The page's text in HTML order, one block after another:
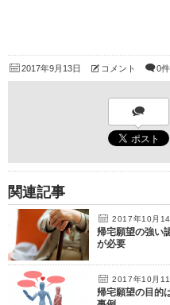
2017年9月13日 コメント 0件
関連記事
2017年10月14
帰宅願望の強い
が必要
2017年10月11
帰宅願望の目的